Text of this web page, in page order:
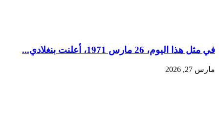
في مثل هذا اليوم، 26 مارس 1971، أعلنت بنغلادي...
مارس 27, 2026